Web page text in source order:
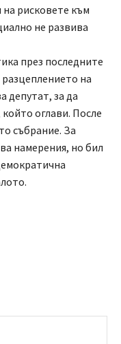
на рисковете към
не развива
през последните
на
депутат, за да
който оглави. После
събрание. За
намерения, но бил